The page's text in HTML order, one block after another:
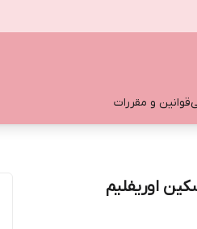
قوانین و مقررات
اوریفلیم